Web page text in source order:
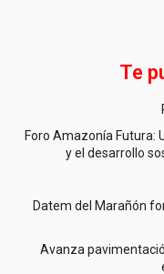
Te
Foro Amazonía Futura:
y el desarrollo
Datem del Marañón
Avanza